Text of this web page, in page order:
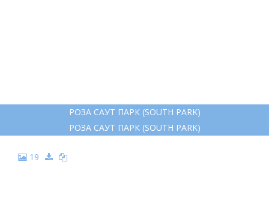
РОЗА САУТ ПАРК (SOUTH PARK)
РОЗА САУТ ПАРК (SOUTH PARK)
19